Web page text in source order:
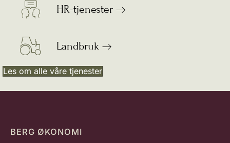
HR-tjenester
Landbruk
Les om alle våre tjenester
BERG ØKONOMI